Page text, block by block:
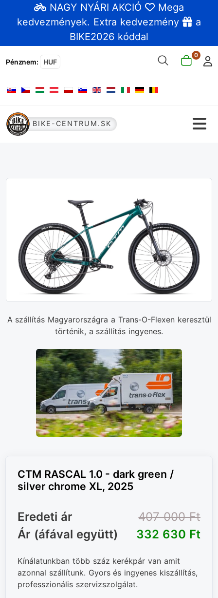
NAGY NYÁRI AKCIÓ
Mega
kedvezmények. Extra kedvezmény
a
BIKE2026 kóddal
Pénznem: HUF
0
Válasszon nyelvet
BIKE-CENTRUM.SK
A szállítás Magyarországra a Trans-O-Flexen keresztül
történik, a szállítás ingyenes.
CTM RASCAL 1.0 - dark green /
silver chrome XL, 2025
Eredeti ár
407 000 Ft‎
Ár (áfával együtt)
332 630 Ft‎
Kínálatunkban több száz kerékpár van amit
azonnal szállítunk. Gyors és ingyenes kiszállítás,
professzionális szervizszolgálat.